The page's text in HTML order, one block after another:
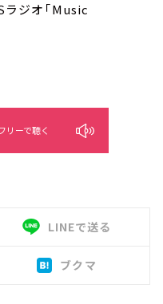
ジオ「Music
リーで聴く
LINEで送る
ブクマ